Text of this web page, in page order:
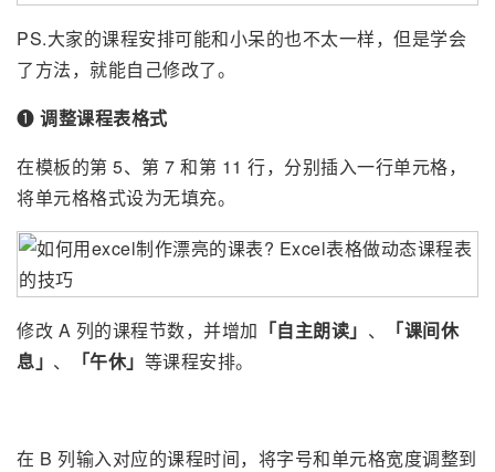
PS.大家的课程安排可能和小呆的也不太一样，但是学会
了方法，就能自己修改了。
❶ 调整课程表格式
在模板的第 5、第 7 和第 11 行，分别插入一行单元格，
将单元格格式设为无填充。
修改 A 列的课程节数，并增加 「自主朗读」 、
「课间休
息」 、 「午休」 等课程安排。
在 B 列输入对应的课程时间，将字号和单元格宽度调整到